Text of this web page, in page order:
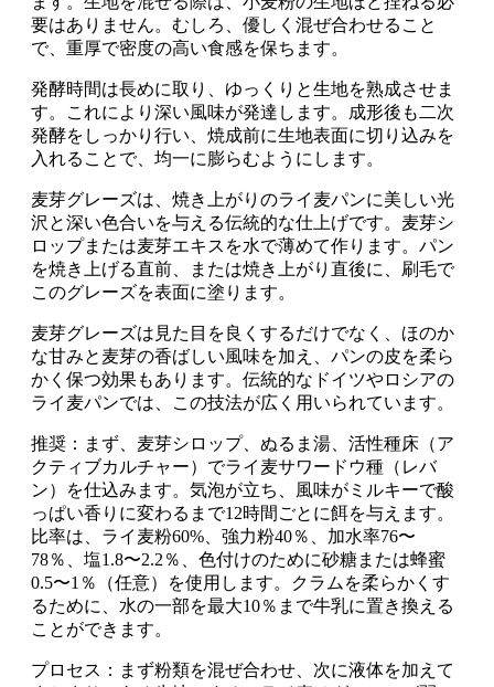
要はありません。むしろ、優しく混ぜ合わせること
で、重厚で密度の高い食感を保ちます。
発酵時間は長めに取り、ゆっくりと生地を熟成させま
す。これにより深い風味が発達します。成形後も二次
発酵をしっかり行い、焼成前に生地表面に切り込みを
入れることで、均一に膨らむようにします。
麦芽グレーズは、焼き上がりのライ麦パンに美しい光
沢と深い色合いを与える伝統的な仕上げです。麦芽シ
ロップまたは麦芽エキスを水で薄めて作ります。パン
を焼き上げる直前、または焼き上がり直後に、刷毛で
このグレーズを表面に塗ります。
麦芽グレーズは見た目を良くするだけでなく、ほのか
な甘みと麦芽の香ばしい風味を加え、パンの皮を柔ら
かく保つ効果もあります。伝統的なドイツやロシアの
ライ麦パンでは、この技法が広く用いられています。
推奨：まず、麦芽シロップ、ぬるま湯、活性種床（ア
クティブカルチャー）でライ麦サワードウ種（レバ
ン）を仕込みます。気泡が立ち、風味がミルキーで酸
っぱい香りに変わるまで12時間ごとに餌を与えます。
比率は、ライ麦粉60%、強力粉40％、加水率76〜
78％、塩1.8〜2.2％、色付けのために砂糖または蜂蜜
0.5〜1％（任意）を使用します。クラムを柔らかくす
るために、水の一部を最大10％まで牛乳に置き換える
ことができます。
プロセス：まず粉類を混ぜ合わせ、次に液体を加えて